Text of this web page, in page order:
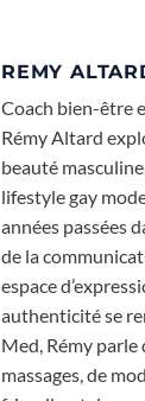
REMY
Coach bien-être
Rémy Altard
beauté
lifestyle gay
années passées
de la
espace
authenticité se
Med, Rémy parle
massages, de